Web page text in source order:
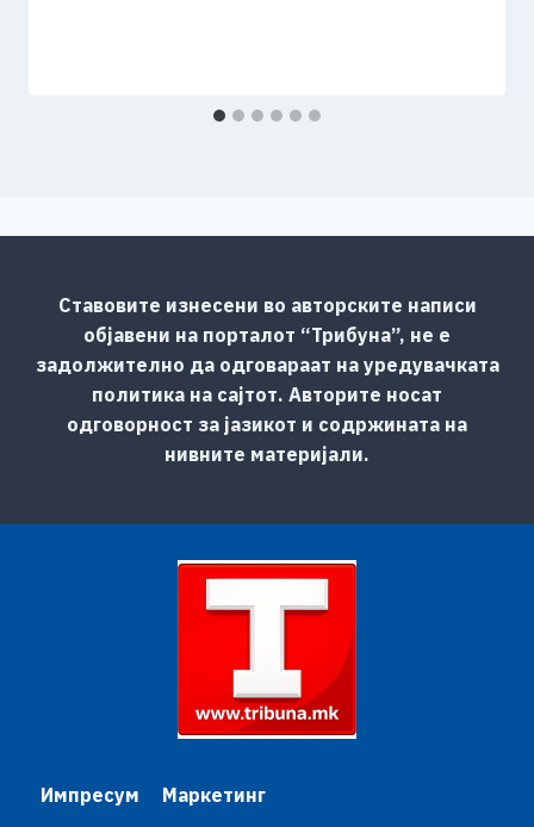
Ставовите изнесени во авторските написи
објавени на порталот “Трибуна”, не е
задолжително да одговараат на уредувачката
политика на сајтот. Авторите носат
одговорност за јазикот и содржината на
нивните материјали.
Импресум
Маркетинг